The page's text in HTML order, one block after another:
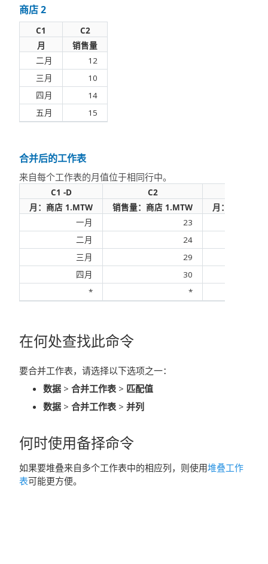
商店 2
C1
C2
月
销售量
二月
12
三月
10
四月
14
五月
15
合并后的工作表
来自每个工作表的月值位于相同行中。
C1 -D C2
月：商店 1.MTW
销售量：商店 1.MTW
月：商店
一月
23
二月
24
三月
29
四月
30
*
*
在何处查找此命令
要合并工作表，请选择以下选项之一：
数据 > 合并工作表 > 匹配值
数据 > 合并工作表 > 并列
何时使用备择命令
如果要堆叠来自多个工作表中的相应列，则使用堆叠工作
表可能更方便。